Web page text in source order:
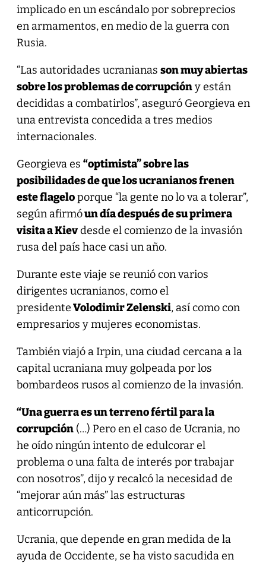
implicado en un escándalo por sobreprecios
en armamentos, en medio de la guerra con
Rusia.
“Las autoridades ucranianas son muy abiertas
sobre los problemas de corrupcióny están
decididas a combatirlos”, aseguró Georgieva en
una entrevista concedida a tres medios
internacionales.
Georgieva es “optimista” sobre las
posibilidades de que los ucranianos frenen
este flageloporque “la gente no lo va a tolerar”,
según afirmóun día después de su primera
visita a Kievdesde el comienzo de la invasión
rusa del país hace casi un año.
Durante este viaje se reunió con varios
dirigentes ucranianos, como el
presidenteVolodimir Zelenski, así como con
empresarios y mujeres economistas.
También viajó a Irpin, una ciudad cercana a la
capital ucraniana muy golpeada por los
bombardeos rusos al comienzo de la invasión.
“Una guerra es un terreno fértil para la
corrupción(…) Pero en el caso de Ucrania, no
he oído ningún intento de edulcorar el
problema o una falta de interés por trabajar
con nosotros”, dijo y recalcó la necesidad de
“mejorar aún más” las estructuras
anticorrupción.
Ucrania, que depende en gran medida de la
ayuda de Occidente, se ha visto sacudida en